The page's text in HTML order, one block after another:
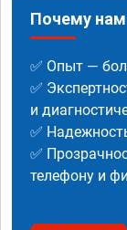
Почему
✅ Опыт —
✅
и
✅
✅
телефону и